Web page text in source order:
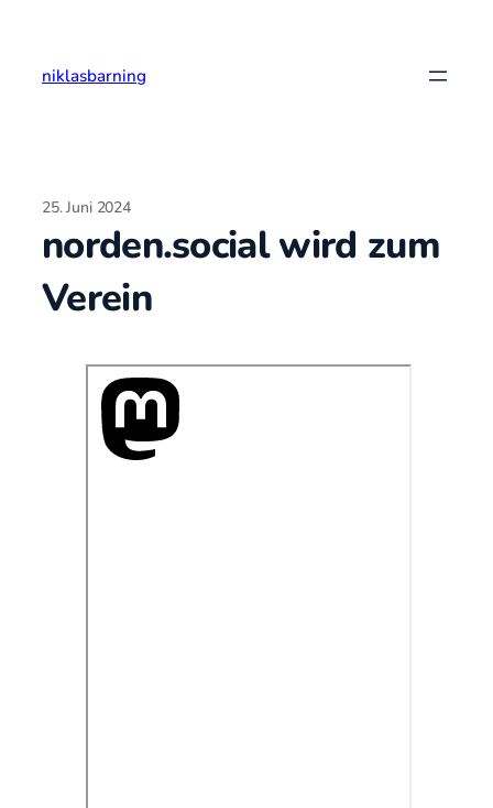
springen
niklasbarning
25. Juni 2024
norden.social wird zum
Verein